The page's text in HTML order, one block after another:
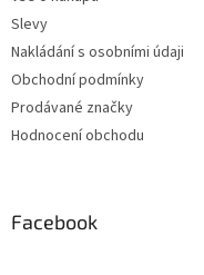
Slevy
Nakládání s osobními údaji
Obchodní podmínky
Prodávané značky
Hodnocení obchodu
Facebook